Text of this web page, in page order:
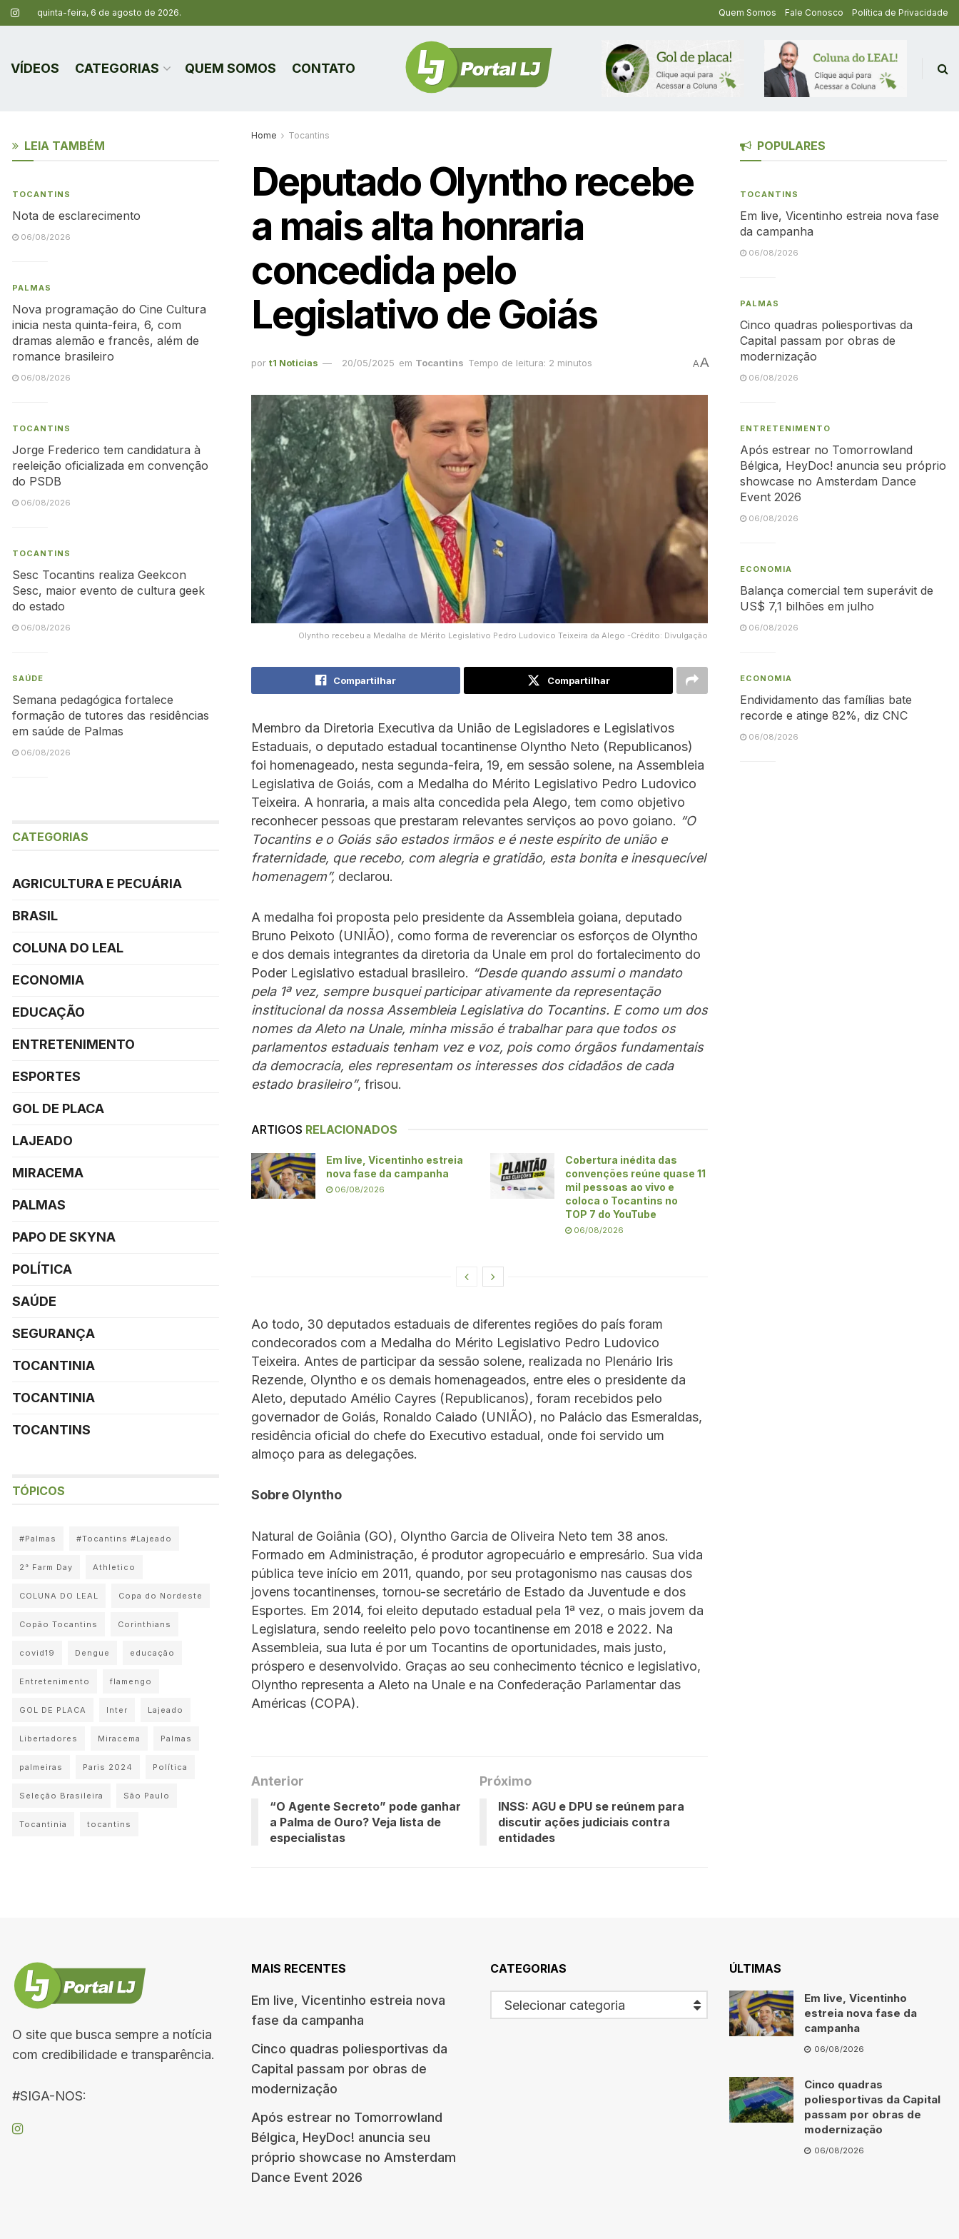
quinta-feira, 6 de agosto de 2026. Quem Somos Fale Conosco Política de Privacidade
VÍDEOS CATEGORIAS QUEM SOMOS CONTATO
Home Tocantins
Deputado Olyntho recebe
a mais alta honraria
concedida pelo
Legislativo de Goiás
por t1 Noticias 20/05/2025 em Tocantins Tempo de leitura: 2 minutos AA
Olyntho recebeu a Medalha de Mérito Legislativo Pedro Ludovico Teixeira da Alego -Crédito: Divulgação
Compartilhar Compartilhar
Membro da Diretoria Executiva da União de Legisladores e Legislativos
Estaduais, o deputado estadual tocantinense Olyntho Neto (Republicanos)
foi homenageado, nesta segunda-feira, 19, em sessão solene, na Assembleia
Legislativa de Goiás, com a Medalha do Mérito Legislativo Pedro Ludovico
Teixeira. A honraria, a mais alta concedida pela Alego, tem como objetivo
reconhecer pessoas que prestaram relevantes serviços ao povo goiano. “O
Tocantins e o Goiás são estados irmãos e é neste espírito de união e
fraternidade, que recebo, com alegria e gratidão, esta bonita e inesquecível
homenagem”, declarou.
A medalha foi proposta pelo presidente da Assembleia goiana, deputado
Bruno Peixoto (UNIÃO), como forma de reverenciar os esforços de Olyntho
e dos demais integrantes da diretoria da Unale em prol do fortalecimento do
Poder Legislativo estadual brasileiro. “Desde quando assumi o mandato
pela 1ª vez, sempre busquei participar ativamente da representação
institucional da nossa Assembleia Legislativa do Tocantins. E como um dos
nomes da Aleto na Unale, minha missão é trabalhar para que todos os
parlamentos estaduais tenham vez e voz, pois como órgãos fundamentais
da democracia, eles representam os interesses dos cidadãos de cada
estado brasileiro”, frisou.
ARTIGOS RELACIONADOS
Em live, Vicentinho estreia
nova fase da campanha
06/08/2026
Cobertura inédita das
convenções reúne quase 11
mil pessoas ao vivo e
coloca o Tocantins no
TOP 7 do YouTube
06/08/2026
Ao todo, 30 deputados estaduais de diferentes regiões do país foram
condecorados com a Medalha do Mérito Legislativo Pedro Ludovico
Teixeira. Antes de participar da sessão solene, realizada no Plenário Iris
Rezende, Olyntho e os demais homenageados, entre eles o presidente da
Aleto, deputado Amélio Cayres (Republicanos), foram recebidos pelo
governador de Goiás, Ronaldo Caiado (UNIÃO), no Palácio das Esmeraldas,
residência oficial do chefe do Executivo estadual, onde foi servido um
almoço para as delegações.
Sobre Olyntho
Natural de Goiânia (GO), Olyntho Garcia de Oliveira Neto tem 38 anos.
Formado em Administração, é produtor agropecuário e empresário. Sua vida
pública teve início em 2011, quando, por seu protagonismo nas causas dos
jovens tocantinenses, tornou-se secretário de Estado da Juventude e dos
Esportes. Em 2014, foi eleito deputado estadual pela 1ª vez, o mais jovem da
Legislatura, sendo reeleito pelo povo tocantinense em 2018 e 2022. Na
Assembleia, sua luta é por um Tocantins de oportunidades, mais justo,
próspero e desenvolvido. Graças ao seu conhecimento técnico e legislativo,
Olyntho representa a Aleto na Unale e na Confederação Parlamentar das
Américas (COPA).
Anterior
“O Agente Secreto” pode ganhar
a Palma de Ouro? Veja lista de
especialistas
Próximo
INSS: AGU e DPU se reúnem para
discutir ações judiciais contra
entidades
LEIA TAMBÉM
TOCANTINS
Nota de esclarecimento
06/08/2026
PALMAS
Nova programação do Cine Cultura
inicia nesta quinta-feira, 6, com
dramas alemão e francês, além de
romance brasileiro
06/08/2026
TOCANTINS
Jorge Frederico tem candidatura à
reeleição oficializada em convenção
do PSDB
06/08/2026
TOCANTINS
Sesc Tocantins realiza Geekcon
Sesc, maior evento de cultura geek
do estado
06/08/2026
SAÚDE
Semana pedagógica fortalece
formação de tutores das residências
em saúde de Palmas
06/08/2026
CATEGORIAS
AGRICULTURA E PECUÁRIA
BRASIL
COLUNA DO LEAL
ECONOMIA
EDUCAÇÃO
ENTRETENIMENTO
ESPORTES
GOL DE PLACA
LAJEADO
MIRACEMA
PALMAS
PAPO DE SKYNA
POLÍTICA
SAÚDE
SEGURANÇA
TOCANTINIA
TOCANTINIA
TOCANTINS
TÓPICOS
#Palmas #Tocantins #Lajeado
2° Farm Day Athletico
COLUNA DO LEAL Copa do Nordeste
Copão Tocantins Corinthians
covid19 Dengue educação
Entretenimento flamengo
GOL DE PLACA Inter Lajeado
Libertadores Miracema Palmas
palmeiras Paris 2024 Política
Seleção Brasileira São Paulo
Tocantinia tocantins
POPULARES
TOCANTINS
Em live, Vicentinho estreia nova fase
da campanha
06/08/2026
PALMAS
Cinco quadras poliesportivas da
Capital passam por obras de
modernização
06/08/2026
ENTRETENIMENTO
Após estrear no Tomorrowland
Bélgica, HeyDoc! anuncia seu próprio
showcase no Amsterdam Dance
Event 2026
06/08/2026
ECONOMIA
Balança comercial tem superávit de
US$ 7,1 bilhões em julho
06/08/2026
ECONOMIA
Endividamento das famílias bate
recorde e atinge 82%, diz CNC
06/08/2026
O site que busca sempre a notícia
com credibilidade e transparência.
#SIGA-NOS:
MAIS RECENTES
Em live, Vicentinho estreia nova
fase da campanha
Cinco quadras poliesportivas da
Capital passam por obras de
modernização
Após estrear no Tomorrowland
Bélgica, HeyDoc! anuncia seu
próprio showcase no Amsterdam
Dance Event 2026
CATEGORIAS
Selecionar categoria
ÚLTIMAS
Em live, Vicentinho
estreia nova fase da
campanha
06/08/2026
Cinco quadras
poliesportivas da Capital
passam por obras de
modernização
06/08/2026